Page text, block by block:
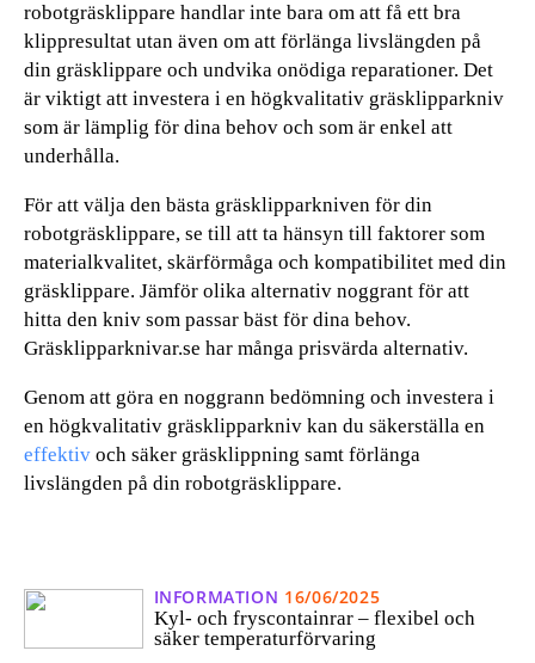
robotgräsklippare handlar inte bara om att få ett bra
klippresultat utan även om att förlänga livslängden på
din gräsklippare och undvika onödiga reparationer. Det
är viktigt att investera i en högkvalitativ gräsklipparkniv
som är lämplig för dina behov och som är enkel att
underhålla.
För att välja den bästa gräsklipparkniven för din
robotgräsklippare, se till att ta hänsyn till faktorer som
materialkvalitet, skärförmåga och kompatibilitet med din
gräsklippare. Jämför olika alternativ noggrant för att
hitta den kniv som passar bäst för dina behov.
Gräsklipparknivar.se har många prisvärda alternativ.
Genom att göra en noggrann bedömning och investera i
en högkvalitativ gräsklipparkniv kan du säkerställa en
effektiv och säker gräsklippning samt förlänga
livslängden på din robotgräsklippare.
INFORMATION 16/06/2025
Kyl- och fryscontainrar – flexibel och
säker temperaturförvaring